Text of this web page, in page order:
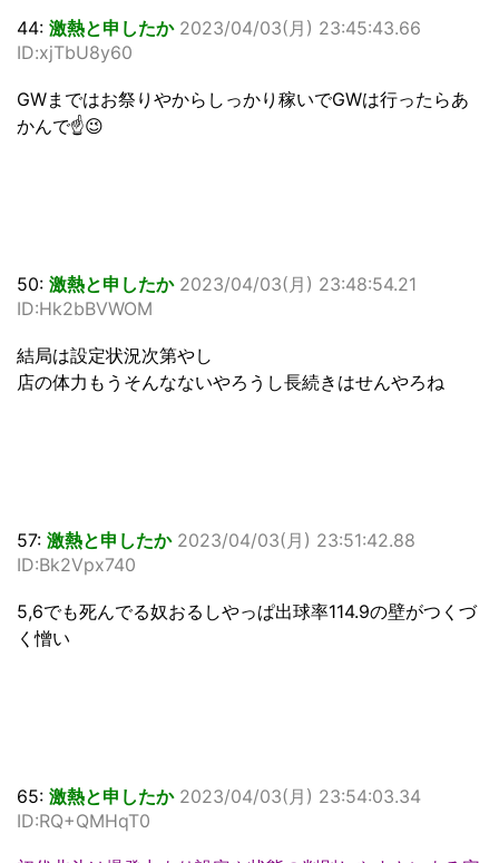
44: 激熱と申したか 2023/04/03(月) 23:45:43.66
ID:xjTbU8y60
GWまではお祭りやからしっかり稼いでGWは行ったらあ
かんで☝😉
50: 激熱と申したか 2023/04/03(月) 23:48:54.21
ID:Hk2bBVWOM
結局は設定状況次第やし
店の体力もうそんなないやろうし長続きはせんやろね
57: 激熱と申したか 2023/04/03(月) 23:51:42.88
ID:Bk2Vpx740
5,6でも死んでる奴おるしやっぱ出球率114.9の壁がつくづ
く憎い
65: 激熱と申したか 2023/04/03(月) 23:54:03.34
ID:RQ+QMHqT0